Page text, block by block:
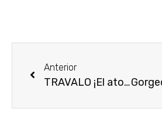
Anterior
TRAVALO ¡El atomizador de fragancia perfecto para llevártelo de viaje!